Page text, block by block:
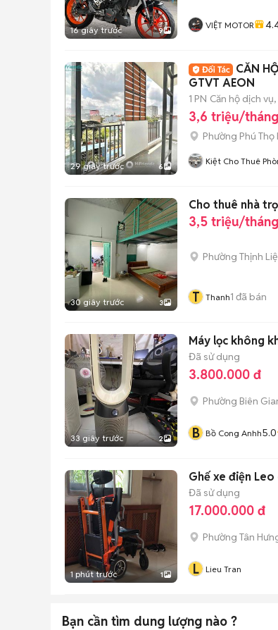
16 giây trước 9 VIỆT MOTOR
29 giây trước 6
CĂN
GTVT AEON
1 PN Căn hộ dịch vụ,
3,6 triệu/tháng
Phường Phú Thọ
Kiệt Cho Thuê
30 giây trước 3
Cho thuê nhà
3,5 triệu/tháng
Phường Thịnh
T Thanh1 đã bán
33 giây trước 2
Máy lọc không
Đã sử dụng
3.800.000 đ
Phường Biên
B Bồ Cong Anhh5.0
1 phút trước 1
Ghế xe điện
Đã sử dụng
17.000.000 đ
Phường Tân
L Lieu Tran
Bạn cần tìm dung lượng nào ?